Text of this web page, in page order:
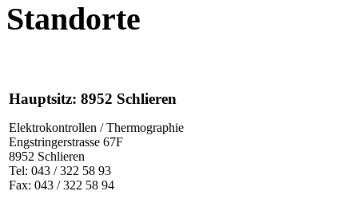
Standorte
Hauptsitz: 8952 Schlieren
Elektrokontrollen / Thermographie
Engstringerstrasse 67F
8952 Schlieren
Tel: 043 / 322 58 93
Fax: 043 / 322 58 94